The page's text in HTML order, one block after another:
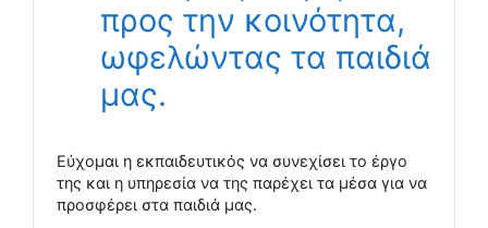
προς την κοινότητα,
ωφελώντας τα παιδιά
μας.
Εύχομαι η εκπαιδευτικός να συνεχίσει το έργο
της και η υπηρεσία να της παρέχει τα μέσα για να
προσφέρει στα παιδιά μας.